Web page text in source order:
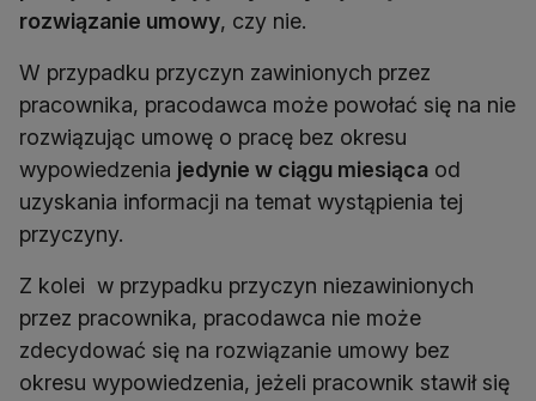
rozwiązanie umowy, czy nie.
W przypadku przyczyn zawinionych przez
pracownika, pracodawca może powołać się na nie
rozwiązując umowę o pracę bez okresu
wypowiedzenia jedynie w ciągu miesiąca od
uzyskania informacji na temat wystąpienia tej
przyczyny.
Z kolei w przypadku przyczyn niezawinionych
przez pracownika, pracodawca nie może
zdecydować się na rozwiązanie umowy bez
okresu wypowiedzenia, jeżeli pracownik stawił się